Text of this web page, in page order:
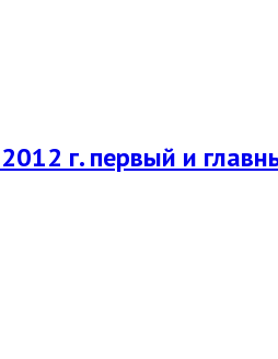
г. первый и